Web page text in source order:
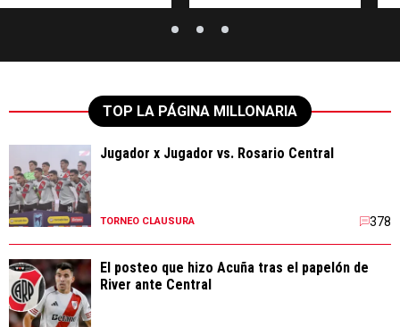
TOP LA PÁGINA MILLONARIA
Jugador x Jugador vs. Rosario Central
TORNEO CLAUSURA 378
El posteo que hizo Acuña tras el papelón de
River ante Central